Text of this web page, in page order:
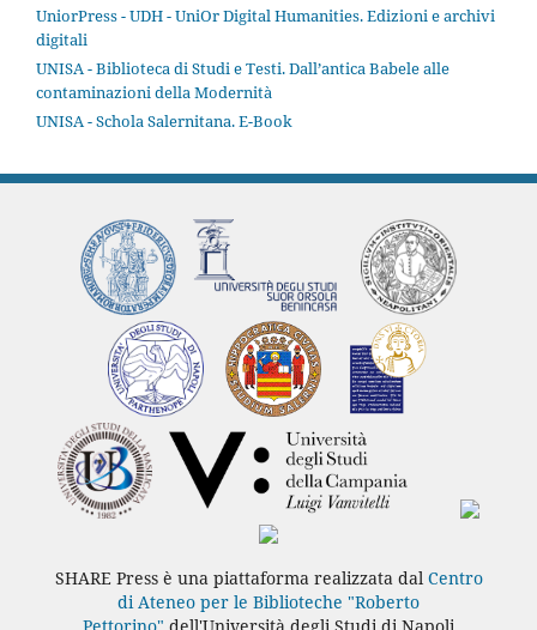
UniorPress - UDH - UniOr Digital Humanities. Edizioni e archivi
digitali
UNISA - Biblioteca di Studi e Testi. Dall’antica Babele alle
contaminazioni della Modernità
UNISA - Schola Salernitana. E-Book
SHARE Press è una piattaforma realizzata dal Centro
di Ateneo per le Biblioteche "Roberto